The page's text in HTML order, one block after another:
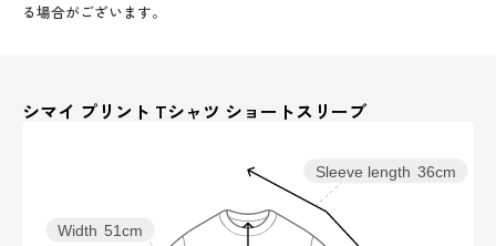
る場合がございます。
シマイ プリント Tシャツ ショートスリーブ
Sleeve length 36cm
Width 51cm